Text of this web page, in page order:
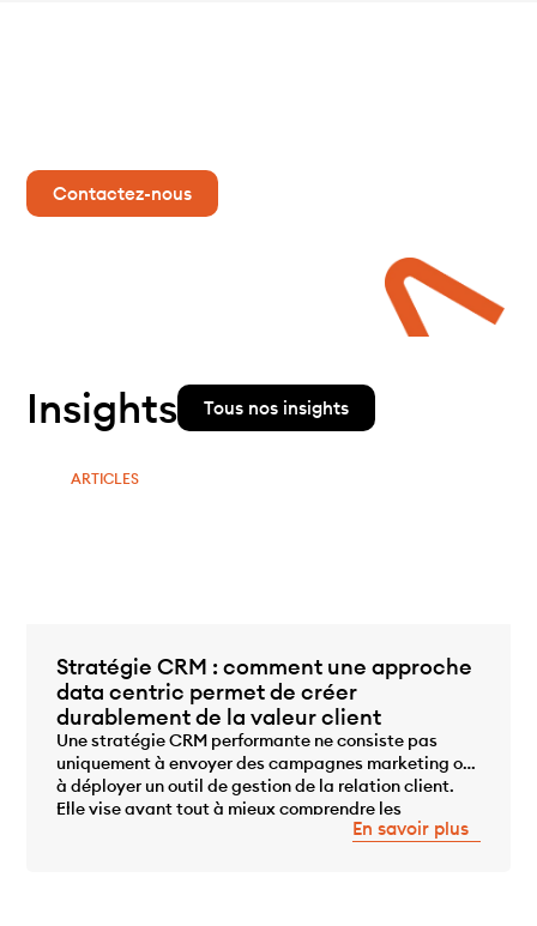
Contactez-nous
Insights Tous nos insights
ARTICLES
Stratégie CRM : comment une approche
data centric permet de créer
durablement de la valeur client
Une stratégie CRM performante ne consiste pas
uniquement à envoyer des campagnes marketing ou
à déployer un outil de gestion de la relation client.
Elle vise avant tout à mieux comprendre les
comportements des clients, à personnaliser les
...
En savoir plus